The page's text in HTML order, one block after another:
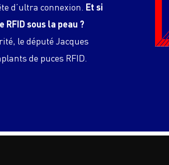
d’ultra connexion. Et si
sous la peau ?
le député Jacques
de puces RFID.